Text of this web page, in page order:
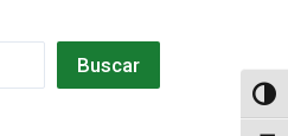
Buscar